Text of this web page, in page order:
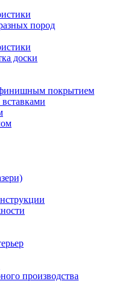
пород
доски
покрытием
производства